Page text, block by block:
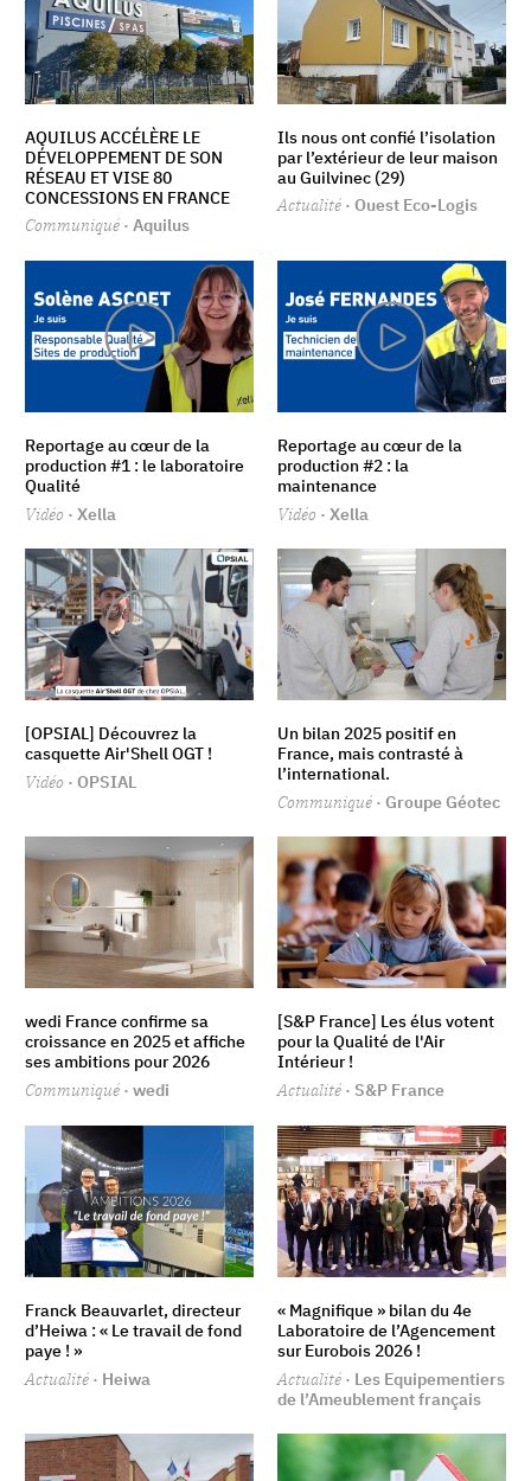
AQUILUS ACCÉLÈRE LE
DÉVELOPPEMENT DE SON
RÉSEAU ET VISE 80
CONCESSIONS EN FRANCE
Communiqué · Aquilus
Ils nous ont confié l’isolation
par l’extérieur de leur maison
au Guilvinec (29)
Actualité · Ouest Eco-Logis
Reportage au cœur de la
production #1 : le laboratoire
Qualité
Vidéo · Xella
Reportage au cœur de la
production #2 : la
maintenance
Vidéo · Xella
[OPSIAL] Découvrez la
casquette Air'Shell OGT !
Vidéo · OPSIAL
Un bilan 2025 positif en
France, mais contrasté à
l’international.
Communiqué · Groupe Géotec
wedi France confirme sa
croissance en 2025 et affiche
ses ambitions pour 2026
Communiqué · wedi
[S&P France] Les élus votent
pour la Qualité de l'Air
Intérieur !
Actualité · S&P France
Franck Beauvarlet, directeur
d’Heiwa : « Le travail de fond
paye ! »
Actualité · Heiwa
« Magnifique » bilan du 4e
Laboratoire de l’Agencement
sur Eurobois 2026 !
Actualité · Les Equipementiers
de l’Ameublement français